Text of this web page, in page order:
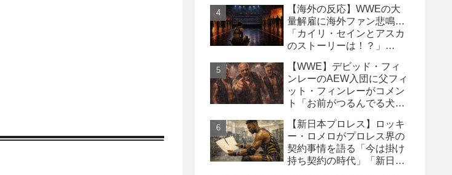
【海外の反応】WWEの大
量解雇に海外ファン悲鳴…
「カイリ・セインとアスカ
のストーリーは！？」
の犠牲になった」
【WWE】デビッド・フィ
ンレーのAEW入団に父フィ
ット・フィンレーがコメン
ト「お前がつるんでる犬連
【新日本プロレス】ロッキ
ー・ロメロがプロレス界の
契約事情を語る「今は掛け
持ち契約の時代」「新日本